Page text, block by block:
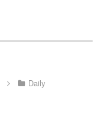
Daily